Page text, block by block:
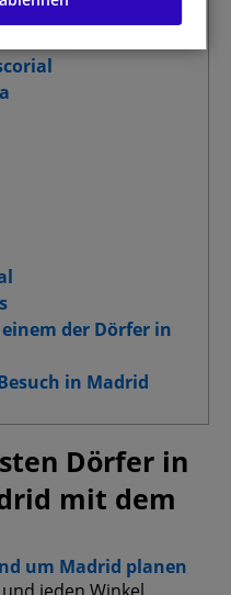
der Nähe von
der Dörfer in
in Madrid
Dörfer in
mit dem
um Madrid planen